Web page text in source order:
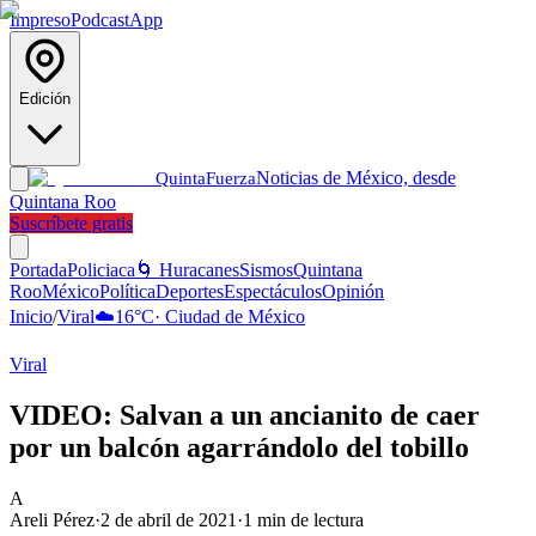
ImpresoPodcastApp
Edición
QuintaFuerzaNoticias de México, desde
Quintana Roo
Suscríbete gratis
PortadaPoliciaca 🌀 HuracanesSismosQuintana
RooMéxicoPolíticaDeportesEspectáculosOpinión
Inicio/Viral☁️16°C· Ciudad de México
Viral
VIDEO: Salvan a un ancianito de caer
por un balcón agarrándolo del tobillo
A
Areli Pérez·2 de abril de 2021 ·1 min de lectura